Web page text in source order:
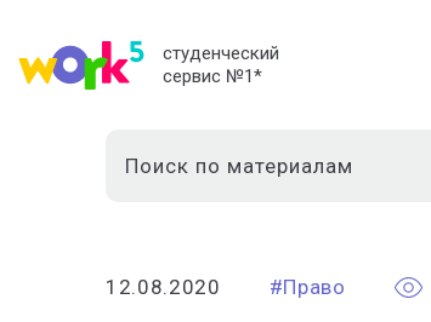
студенческий
сервис №1*
12.08.2020 #Право